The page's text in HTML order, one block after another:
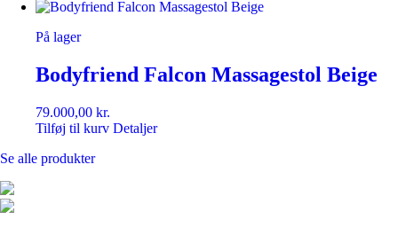
På lager
Bodyfriend Falcon Massagestol Beige
79.000,00 kr.
Tilføj til kurv Detaljer
Se alle produkter